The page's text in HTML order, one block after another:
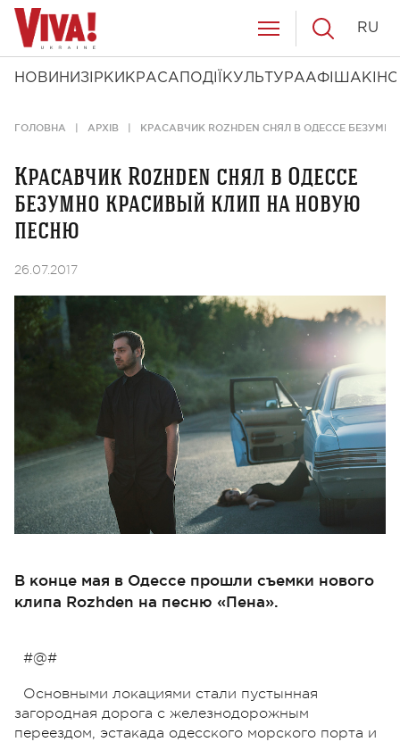
НОВИНИ ЗІРКИ КРАСА ПОДІЇ КУЛЬТУРААФІША КІНО
RU
ГОЛОВНА АРХІВ КРАСАВЧИК ROZHDEN СНЯЛ В ОДЕССЕ
Красавчик Rozhden снял в Одессе
безумно красивый клип на новую
песню
26.07.2017
В конце мая в Одессе прошли съемки нового
клипа Rozhden на песню «Пена».
#@#
Основными локациями стали пустынная
загородная дорога с железнодорожным
переездом, эстакада одесского морского порта и